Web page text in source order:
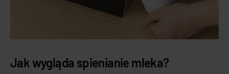
Jak wygląda spienianie mleka?